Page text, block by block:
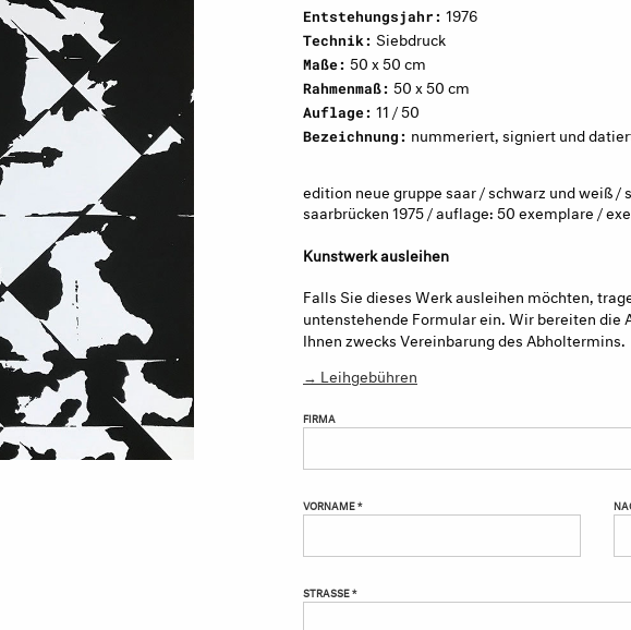
Entstehungsjahr: 1976
Technik: Siebdruck
Maße: 50 x 50 cm
Rahmenmaß: 50 x 50 cm
Auflage: 11 / 50
Bezeichnung: nummeriert, signiert und
edition neue gruppe saar / schwarz und weiß
saarbrücken 1975 / auflage: 50 exemplare /
Kunstwerk ausleihen
Falls Sie dieses Werk ausleihen möchten,
untenstehende Formular ein. Wir bereiten die
Ihnen zwecks Vereinbarung des Abholtermins.
→ Leihgebühren
FIRMA
VORNAME *
STRASSE *